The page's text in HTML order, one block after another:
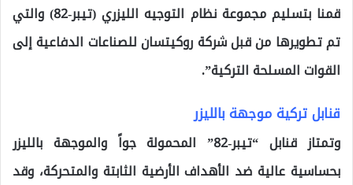
قمنا بتسليم مجموعة نظام التوجيه الليزري (تيبر-82) والتي
تم تطويرها من قبل شركة روكيتسان للصناعات الدفاعية إلى
القوات المسلحة التركية”.
قنابل تركية موجهة بالليزر
وتمتاز قنابل “تيبر-82” المحمولة جواً والموجهة بالليزر
بحساسية عالية ضد الأهداف الأرضية الثابتة والمتحركة، وقد